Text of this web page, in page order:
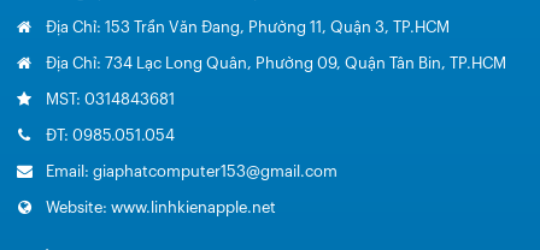
Địa Chỉ: 153 Trần Văn Đang, Phường 11, Quận 3, TP.HCM
Địa Chỉ: 734 Lạc Long Quân, Phường 09, Quận Tân Bin, TP.HCM
MST: 0314843681
ĐT: 0985.051.054
Email: giaphatcomputer153@gmail.com
Website: www.linhkienapple.net